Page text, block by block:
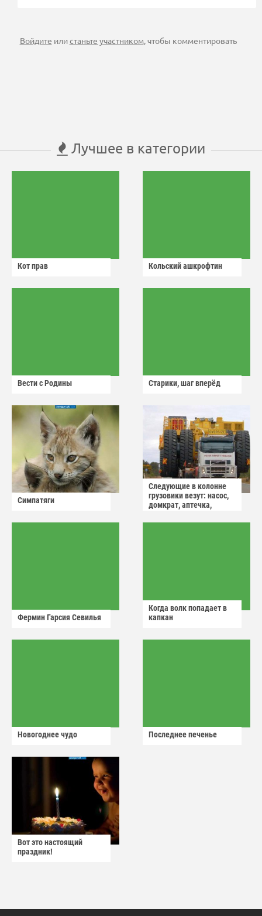
Войдите илистаньте участником, чтобы комментировать
Лучшее в категории
Кот прав Кольский ашкрофтин
Вести с Родины Старики, шаг вперёд
Симпатяги
Следующие в колонне
грузовики везут: насос,
домкрат, аптечка,
Фермин Гарсия Севилья
Когда волк попадает в
капкан
Новогоднее чудо Последнее печенье
Вот это настоящий
праздник!